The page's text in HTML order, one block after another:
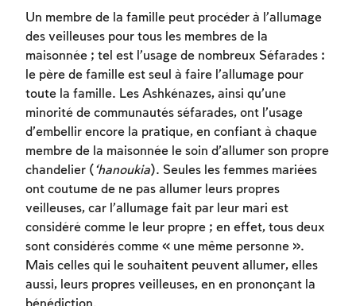
Un membre de la famille peut procéder à l’allumage
des veilleuses pour tous les membres de la
maisonnée ; tel est l’usage de nombreux Séfarades :
le père de famille est seul à faire l’allumage pour
toute la famille. Les Ashkénazes, ainsi qu’une
minorité de communautés séfarades, ont l’usage
d’embellir encore la pratique, en confiant à chaque
membre de la maisonnée le soin d’allumer son propre
chandelier ( ‘hanoukia). Seules les femmes mariées
ont coutume de ne pas allumer leurs propres
veilleuses, car l’allumage fait par leur mari est
considéré comme le leur propre ; en effet, tous deux
sont considérés comme « une même personne ».
Mais celles qui le souhaitent peuvent allumer, elles
aussi, leurs propres veilleuses, en en prononçant la